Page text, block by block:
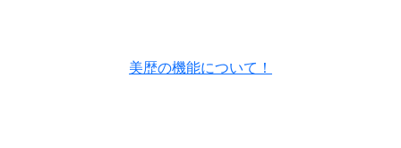
美歴の機能について！